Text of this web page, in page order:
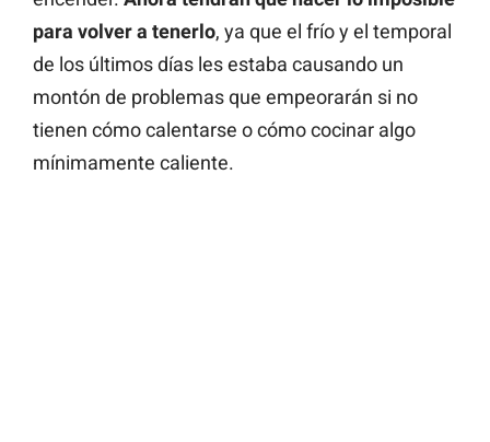
para volver a tenerlo, ya que el frío y el temporal
de los últimos días les estaba causando un
montón de problemas que empeorarán si no
tienen cómo calentarse o cómo cocinar algo
mínimamente caliente.